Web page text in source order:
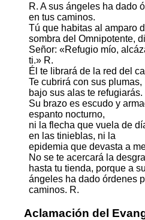
R. A sus ángeles ha dado
en tus caminos.
Tú que habitas al amparo
sombra del Omnipotente, di
Señor: «Refugio mío,
ti.» R.
Él te librará de la red del
Te cubrirá con sus plumas,
bajo sus alas te refugiarás.
Su brazo es escudo y
espanto nocturno,
ni la flecha que vuela de
en las tinieblas, ni la
epidemia que devasta a
No se te acercará la
hasta tu tienda, porque a
ángeles ha dado órdenes
caminos. R.
Aclamación del